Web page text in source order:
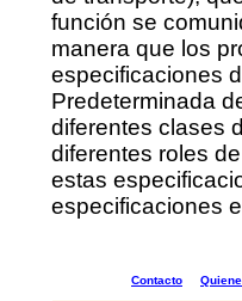
función se
manera que los
especificaciones
Predeterminada
diferentes clases
diferentes roles
estas
especificaciones
Contacto